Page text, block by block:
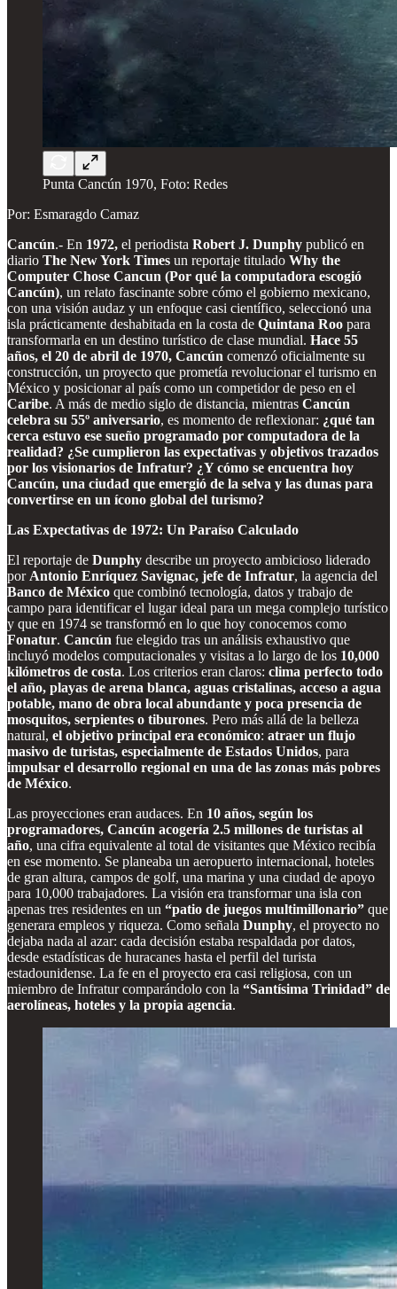
Punta Cancún 1970, Foto: Redes
Por: Esmaragdo Camaz
Cancún.- En 1972, el periodista Robert J. Dunphy publicó en
diario The New York Times un reportaje titulado Why the
Computer Chose Cancun (Por qué la computadora escogió
Cancún), un relato fascinante sobre cómo el gobierno mexicano,
con una visión audaz y un enfoque casi científico, seleccionó una
isla prácticamente deshabitada en la costa de Quintana Roo para
transformarla en un destino turístico de clase mundial. Hace 55
años, el 20 de abril de 1970, Cancún comenzó oficialmente su
construcción, un proyecto que prometía revolucionar el turismo en
México y posicionar al país como un competidor de peso en el
Caribe. A más de medio siglo de distancia, mientras Cancún
celebra su 55º aniversario, es momento de reflexionar: ¿qué tan
cerca estuvo ese sueño programado por computadora de la
realidad? ¿Se cumplieron las expectativas y objetivos trazados
por los visionarios de Infratur? ¿Y cómo se encuentra hoy
Cancún, una ciudad que emergió de la selva y las dunas para
convertirse en un ícono global del turismo?
Las Expectativas de 1972: Un Paraíso Calculado
El reportaje de Dunphy describe un proyecto ambicioso liderado
por Antonio Enríquez Savignac, jefe de Infratur, la agencia del
Banco de México que combinó tecnología, datos y trabajo de
campo para identificar el lugar ideal para un mega complejo turístico
y que en 1974 se transformó en lo que hoy conocemos como
Fonatur. Cancún fue elegido tras un análisis exhaustivo que
incluyó modelos computacionales y visitas a lo largo de los 10,000
kilómetros de costa. Los criterios eran claros: clima perfecto todo
el año, playas de arena blanca, aguas cristalinas, acceso a agua
potable, mano de obra local abundante y poca presencia de
mosquitos, serpientes o tiburones. Pero más allá de la belleza
natural, el objetivo principal era económico: atraer un flujo
masivo de turistas, especialmente de Estados Unidos, para
impulsar el desarrollo regional en una de las zonas más pobres
de México.
Las proyecciones eran audaces. En 10 años, según los
programadores, Cancún acogería 2.5 millones de turistas al
año, una cifra equivalente al total de visitantes que México recibía
en ese momento. Se planeaba un aeropuerto internacional, hoteles
de gran altura, campos de golf, una marina y una ciudad de apoyo
para 10,000 trabajadores. La visión era transformar una isla con
apenas tres residentes en un “patio de juegos multimillonario” que
generara empleos y riqueza. Como señala Dunphy, el proyecto no
dejaba nada al azar: cada decisión estaba respaldada por datos,
desde estadísticas de huracanes hasta el perfil del turista
estadounidense. La fe en el proyecto era casi religiosa, con un
miembro de Infratur comparándolo con la “Santísima Trinidad” de
aerolíneas, hoteles y la propia agencia.